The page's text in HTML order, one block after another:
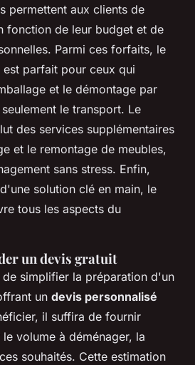
permettent aux clients de
fonction de leur budget et de
Parmi ces forfaits, le
est parfait pour ceux qui
et le démontage par
le transport. Le
des services supplémentaires
et le remontage de meubles,
sans stress. Enfin,
solution clé en main, le
tous les aspects du
un devis gratuit
simplifier la préparation d'un
un devis personnalisé
il suffira de fournir
volume à déménager, la
souhaités. Cette estimation